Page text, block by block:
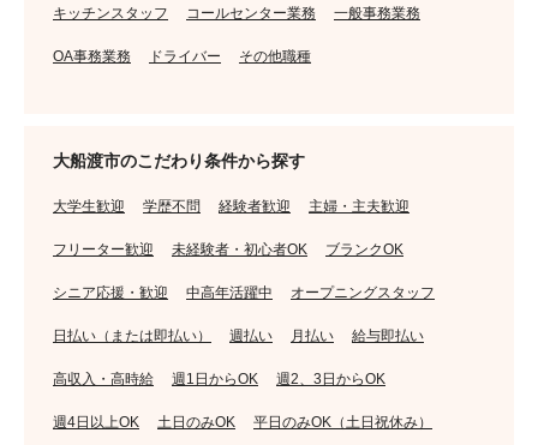
キッチンスタッフ コールセンター業務 一般事務業務
OA事務業務 ドライバー その他職種
大船渡市のこだわり条件から探す
大学生歓迎 学歴不問 経験者歓迎 主婦・主夫歓迎
フリーター歓迎 未経験者・初心者OK ブランクOK
シニア応援・歓迎 中高年活躍中 オープニングスタッフ
日払い（または即払い） 週払い 月払い 給与即払い
高収入・高時給 週1日からOK 週2、3日からOK
週4日以上OK 土日のみOK 平日のみOK（土日祝休み）